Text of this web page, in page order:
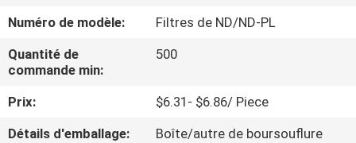
NOUS
D'USINE
Numéro de modèle:
Filtres de ND/ND-PL
Quantité de
commande min:
500
Prix:
$6.31- $6.86/ Piece
Détails d'emballage:
Boîte/autre de boursouflure